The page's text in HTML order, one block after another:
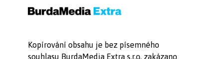
Kopírování obsahu je bez písemného
souhlasu BurdaMedia Extra s.r.o. zakázano